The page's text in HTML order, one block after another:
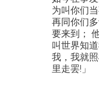
为叫你们
再同你们
要来到；
叫世界知
我，我就
里走罢!」